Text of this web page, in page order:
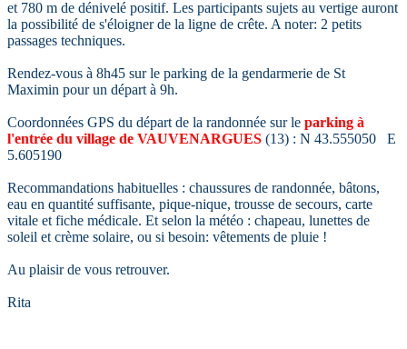
et 780 m de dénivelé positif. Les participants sujets au vertige auront
la possibilité de s'éloigner de la ligne de crête. A noter: 2 petits
passages techniques.
Rendez-vous à 8h45 sur le parking de la gendarmerie de St
Maximin pour un départ à 9h.
Coordonnées GPS du départ de la randonnée sur le parking à
l'entrée du village de VAUVENARGUES (13) : N 43.555050 E
5.605190
Recommandations habituelles : chaussures de randonnée, bâtons,
eau en quantité suffisante, pique-nique, trousse de secours, carte
vitale et fiche médicale. Et selon la météo : chapeau, lunettes de
soleil et crème solaire, ou si besoin: vêtements de pluie !
Au plaisir de vous retrouver.
Rita